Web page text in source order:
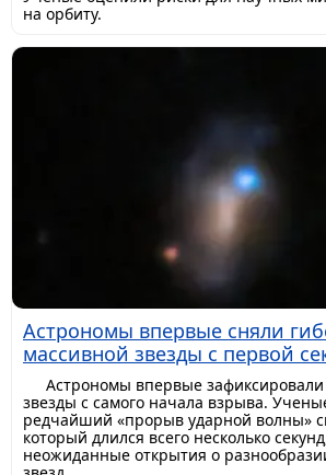
на орбиту.
Астрономы впервые сняли
массивной звезды с первой
Астрономы впервые зафиксировали
звезды с самого начала взрыва.
редчайший «прорыв ударной волны»
который длился всего несколько
неожиданные открытия о